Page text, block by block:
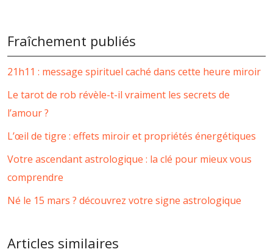
Fraîchement publiés
21h11 : message spirituel caché dans cette heure miroir
Le tarot de rob révèle-t-il vraiment les secrets de
l’amour ?
L’œil de tigre : effets miroir et propriétés énergétiques
Votre ascendant astrologique : la clé pour mieux vous
comprendre
Né le 15 mars ? découvrez votre signe astrologique
Articles similaires